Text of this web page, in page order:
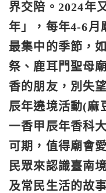
界交陪。2024年
年」，每年4-6月
最集中的季節，
祭、鹿耳門聖母
香的朋友，別失
辰年遶境活動(麻
一香甲辰年香科
可期，值得廟會
民眾來認識臺南
及常民生活的故